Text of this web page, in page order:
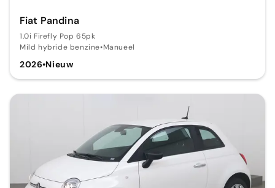
Fiat Pandina
1.0i Firefly Pop 65pk
Mild hybride benzine•Manueel
2026•Nieuw